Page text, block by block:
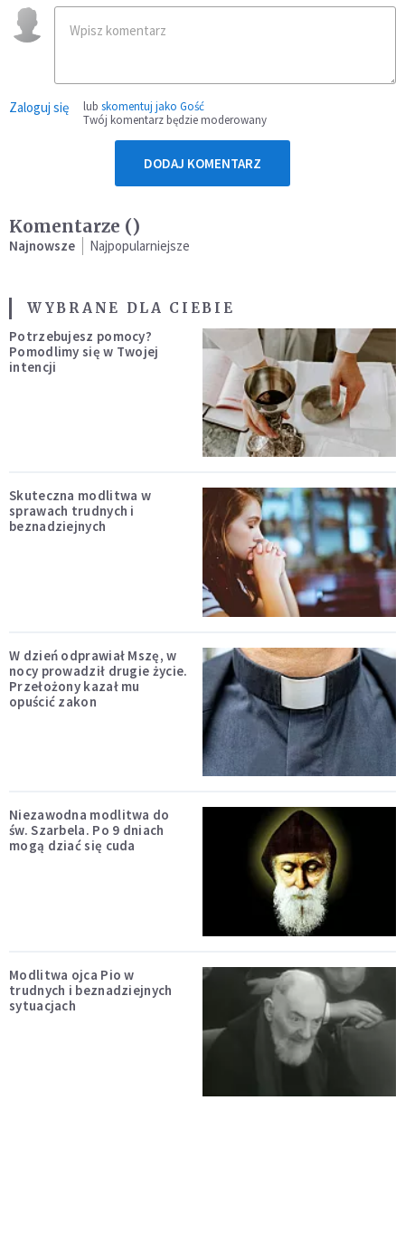
Zaloguj się lub skomentuj jako Gość
Twój komentarz będzie moderowany
DODAJ KOMENTARZ
Komentarze ()
Najnowsze Najpopularniejsze
WYBRANE DLA CIEBIE
Potrzebujesz pomocy?
Pomodlimy się w Twojej
intencji
Skuteczna modlitwa w
sprawach trudnych i
beznadziejnych
W dzień odprawiał Mszę, w
nocy prowadził drugie życie.
Przełożony kazał mu
opuścić zakon
Niezawodna modlitwa do
św. Szarbela. Po 9 dniach
mogą dziać się cuda
Modlitwa ojca Pio w
trudnych i beznadziejnych
sytuacjach